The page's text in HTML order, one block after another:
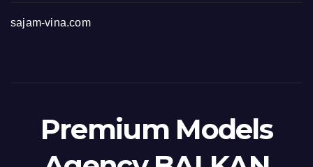
sajam-vina.com
Premium Models